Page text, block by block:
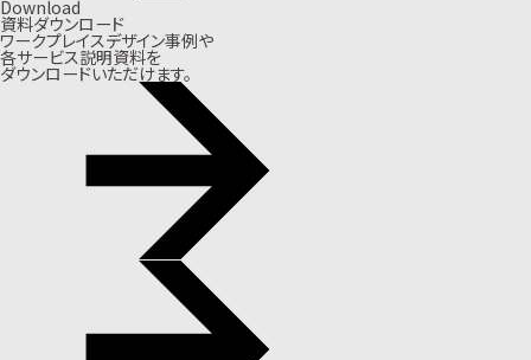
Download
資料ダウンロード
ワークプレイスデザイン事例や
各サービス説明資料を
ダウンロードいただけます。